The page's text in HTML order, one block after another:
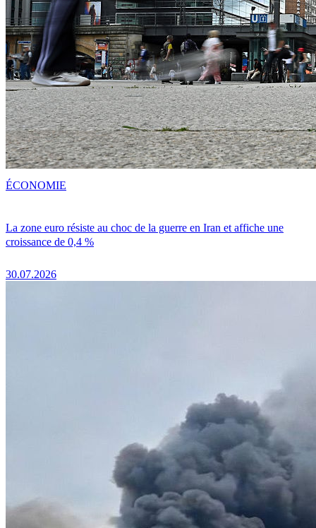
La zone euro résiste au choc de la guerre en Iran et affiche une
croissance de 0,4 %
30.07.2026
ÉCONOMIE